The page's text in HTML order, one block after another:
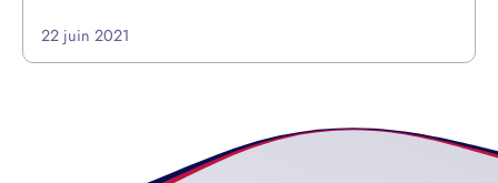
22 juin 2021